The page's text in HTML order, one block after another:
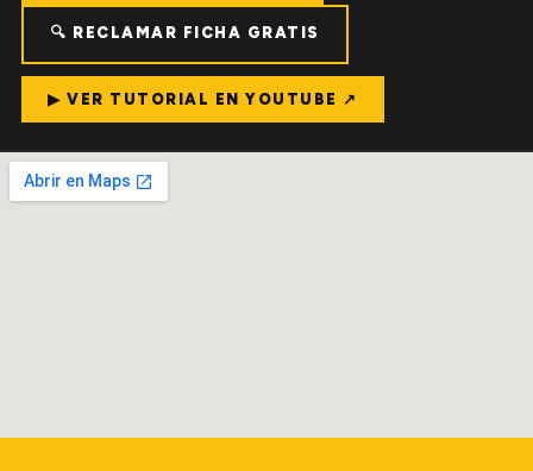
🔍 RECLAMAR FICHA GRATIS
▶ VER TUTORIAL EN YOUTUBE ↗